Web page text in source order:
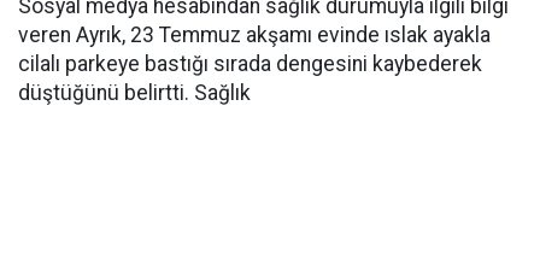
Sosyal medya hesabından sağlık durumuyla ilgili bilgi
veren Ayrık, 23 Temmuz akşamı evinde ıslak ayakla
cilalı parkeye bastığı sırada dengesini kaybederek
düştüğünü belirtti. Sağlık